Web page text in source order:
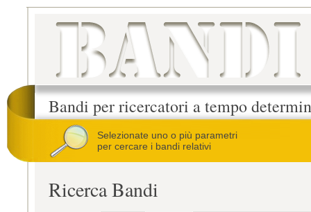
Bandi per ricercatori a tempo
Selezionate uno o più parametri
per cercare i bandi relativi
Ricerca Bandi